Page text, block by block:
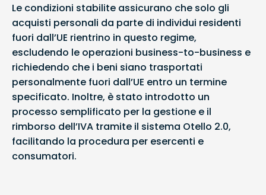
Le condizioni stabilite assicurano che solo gli
acquisti personali da parte di individui residenti
fuori dall’UE rientrino in questo regime,
escludendo le operazioni business-to-business e
richiedendo che i beni siano trasportati
personalmente fuori dall’UE entro un termine
specificato. Inoltre, è stato introdotto un
processo semplificato per la gestione e il
rimborso dell’IVA tramite il sistema Otello 2.0,
facilitando la procedura per esercenti e
consumatori.